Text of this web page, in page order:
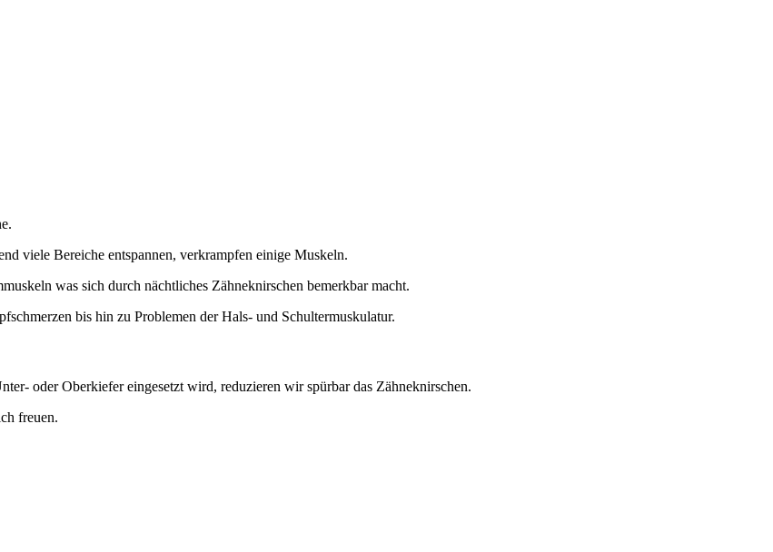
viele Bereiche entspannen, verkrampfen einige Muskeln.
was sich durch nächtliches Zähneknirschen bemerkbar macht.
bis hin zu Problemen der Hals- und Schultermuskulatur.
oder Oberkiefer eingesetzt wird, reduzieren wir spürbar das Zähneknirschen.
freuen.